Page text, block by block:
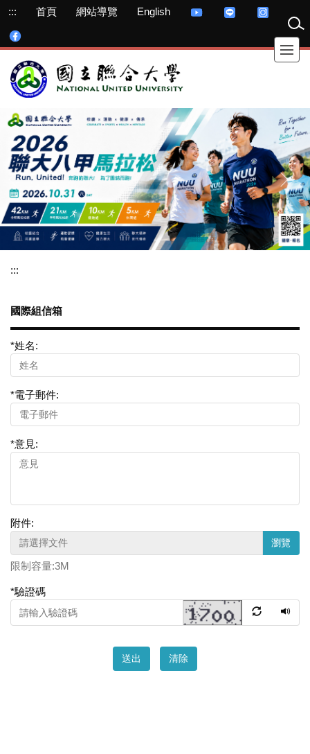
跳
主
內
容
::: 首頁 網站導覽 English
:::
國際組信箱
*姓名:
*電子郵件:
*意見:
附件:
瀏覽
限制容量:3M
*驗證碼
送出 清除